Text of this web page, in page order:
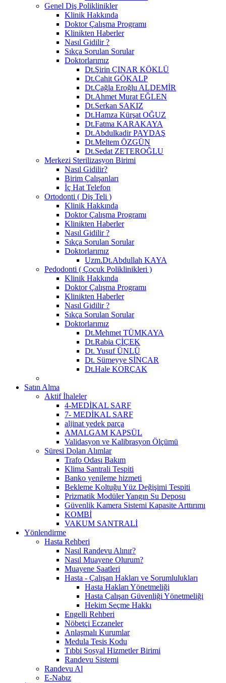
Genel Diş Poliklinikler
Klinik Hakkında
Doktor Çalışma Programı
Klinikten Haberler
Nasıl Gidilir ?
Sıkça Sorulan Sorular
Doktorlarımız
Dt.Şirin ÇINAR KÖKLÜ
Dt.Cahit GÖKALP
Dt.Çağla Eroğlu ALDEMİR
Dt.Ahmet Murat EĞLEN
Dt.Serkan SAKIZ
Dt.Hamza Kürşat OĞUZ
Dt.Fatma KARAKAYA
Dt.Abdulkadir PAYDAŞ
Dt.Meltem ÖZGÜN
Dt.Sedat ZETEROĞLU
Merkezi Sterilizasyon Birimi
Nasıl Gidilir?
Birim Çalışanları
İç Hat Telefon
Ortodonti ( Diş Teli )
Klinik Hakkında
Doktor Çalışma Programı
Klinikten Haberler
Nasıl Gidilir ?
Sıkça Sorulan Sorular
Doktorlarımız
Uzm.Dt.Abdullah KAYA
Pedodonti ( Çocuk Poliklinikleri )
Klinik Hakkında
Doktor Çalışma Programı
Klinikten Haberler
Nasıl Gidilir ?
Sıkça Sorulan Sorular
Doktorlarımız
Dt.Mehmet TÜMKAYA
Dt.Rabia ÇİÇEK
Dt. Yusuf ÜNLÜ
Dt. Sümeyye SİNCAR
Dt.Hale KORÇAK
Satın Alma
Aktif İhaleler
4-MEDİKAL SARF
7- MEDİKAL SARF
aljinat yedek parça
AMALGAM KAPSÜL
Validasyon ve Kalibrasyon Ölçümü
Süresi Dolan Alımlar
Trafo Odası Bakım
Klima Santrali Tespiti
Banko yenileme hizmeti
Bekleme Koltuğu Yüz Değişimi Tespiti
Prizmatik Modüler Yangın Su Deposu
Güvenlik Kamera Sistemi Kapasite Arttırımı
KOMBİ
VAKUM SANTRALİ
Yönlendirme
Hasta Rehberi
Nasıl Randevu Alınır?
Nasıl Muayene Olurum?
Muayene Saatleri
Hasta - Çalışan Hakları ve Sorumlulukları
Hasta Hakları Yönetmeliği
Hasta Çalışan Güvenliği Yönetmeliği
Hekim Seçme Hakkı
Engelli Rehberi
Nöbetçi Eczaneler
Anlaşmalı Kurumlar
Medula Tesis Kodu
Tıbbi Sosyal Hizmetler Birimi
Randevu Sistemi
Randevu Al
E-Nabız